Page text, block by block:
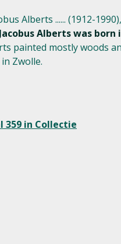
Alberts ...... (1912-1990),
Alberts was born
painted mostly woods
Zwolle.
359 in Collectie